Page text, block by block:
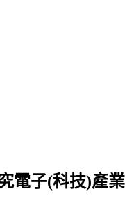
電子(科技)產業